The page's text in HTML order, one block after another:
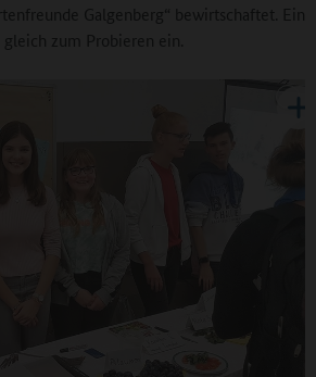
Galgenberg“ bewirtschaftet. Ein
zum Probieren ein.